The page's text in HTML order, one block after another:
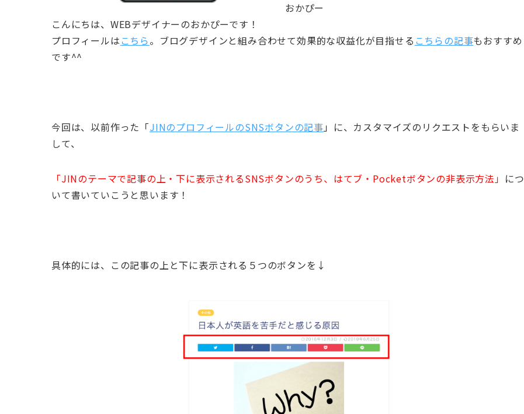
おかぴー
こんにちは、WEBデザイナーのおかぴーです！
プロフィールは こちら。ブログデザインと組み合わせて効果的な収益化が目指せる こちらの記事もおすすめ
です^^
今回は、以前作った「JINのプロフィールのSNSボタンの記事 」に、カスタマイズのリクエストをもらいま
して、
「JINのテーマで記事の上・下に表示されるSNSボタンのうち、はてブ・Pocketボタンの非表示方法」 につ
いて書いていこうと思います！
具体的には、この記事の上と下に表示される５つのボタンを↓